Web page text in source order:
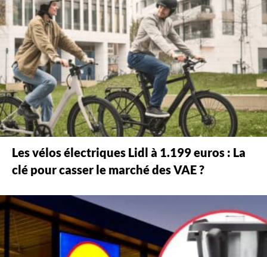
Les vélos électriques Lidl à 1.199 euros : La
clé pour casser le marché des VAE ?